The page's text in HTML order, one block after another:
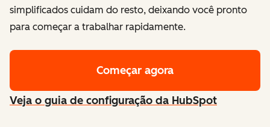
simplificados cuidam do resto, deixando você pronto
para começar a trabalhar rapidamente.
Começar agora
Veja o guia de configuração da HubSpot